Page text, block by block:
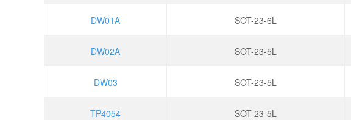
DW01A SOT-23-6L
DW02A SOT-23-5L
DW03 SOT-23-5L
TP4054 SOT-23-5L